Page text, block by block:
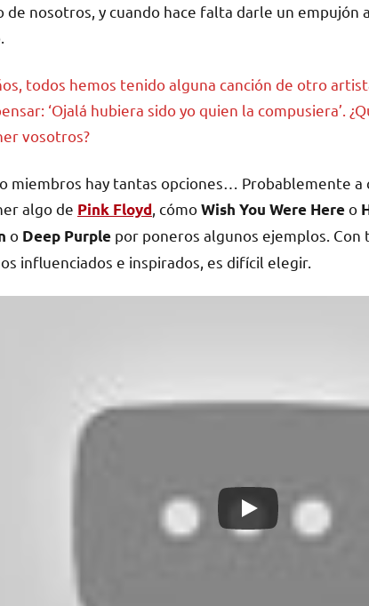
de nosotros, y cuando hace falta darle un empujón
todos hemos tenido alguna canción de otro
‘Ojalá hubiera sido yo quien la compusiera’.
vosotros?
hay tantas opciones… Probablemente a
algo de Pink Floyd , cómoWish You Were Hereo
o Deep Purple por poneros algunos ejemplos.
influenciados e inspirados, es difícil elegir.